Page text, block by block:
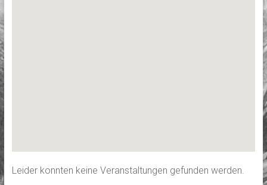
Leider konnten keine Veranstaltungen gefunden werden.